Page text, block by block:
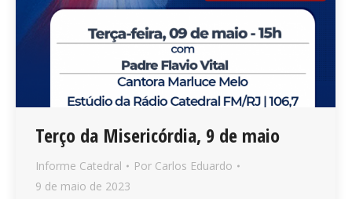
Terço da Misericórdia, 9 de maio
Informe Catedral Por Carlos Eduardo
9 de maio de 2023